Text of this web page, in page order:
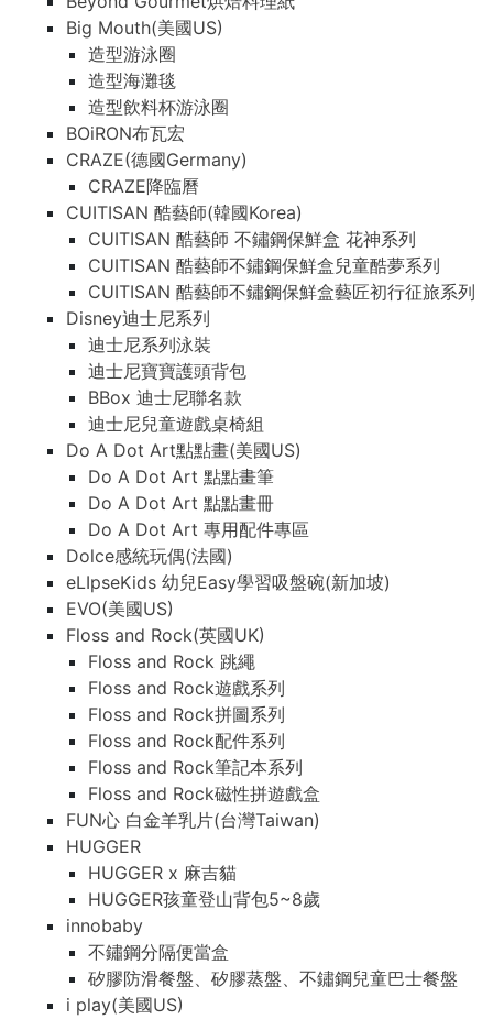
Big Mouth(美國US)
造型游泳圈
造型海灘毯
造型飲料杯游泳圈
BOiRON布瓦宏
CRAZE(德國Germany)
CRAZE降臨曆
CUITISAN 酷藝師(韓國Korea)
CUITISAN 酷藝師 不鏽鋼保鮮盒 花神系列
CUITISAN 酷藝師不鏽鋼保鮮盒兒童酷夢系列
CUITISAN 酷藝師不鏽鋼保鮮盒藝匠初行征旅系列
Disney迪士尼系列
迪士尼系列泳裝
迪士尼寶寶護頭背包
BBox 迪士尼聯名款
迪士尼兒童遊戲桌椅組
Do A Dot Art點點畫(美國US)
Do A Dot Art 點點畫筆
Do A Dot Art 點點畫冊
Do A Dot Art 專用配件專區
Dolce感統玩偶(法國)
eLIpseKids 幼兒Easy學習吸盤碗(新加坡)
EVO(美國US)
Floss and Rock(英國UK)
Floss and Rock 跳繩
Floss and Rock遊戲系列
Floss and Rock拼圖系列
Floss and Rock配件系列
Floss and Rock筆記本系列
Floss and Rock磁性拼遊戲盒
FUN心 白金羊乳片(台灣Taiwan)
HUGGER
HUGGER x 麻吉貓
HUGGER孩童登山背包5~8歲
innobaby
不鏽鋼分隔便當盒
矽膠防滑餐盤、矽膠蒸盤、不鏽鋼兒童巴士餐盤
i play(美國US)